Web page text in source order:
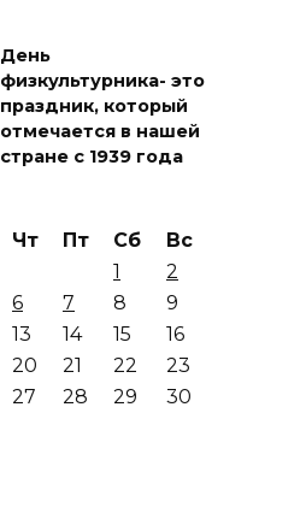
День
физкультурника- это
праздник, который
отмечается в нашей
стране с 1939 года
Чт Пт Сб
Вс
1
2
6 7 8
9
13 14 15
16
20 21 22
23
27 28 29
30